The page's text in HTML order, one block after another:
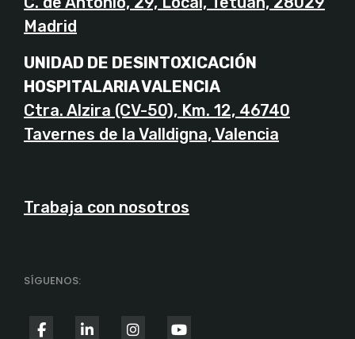
Madrid
UNIDAD DE DESINTOXICACIÓN
HOSPITALARIA VALENCIA
Ctra. Alzira (CV-50), Km. 12, 46740
Tavernes de la Valldigna, Valencia
Trabaja con nosotros
SÍGUENOS:
fab
fab
fab
fab